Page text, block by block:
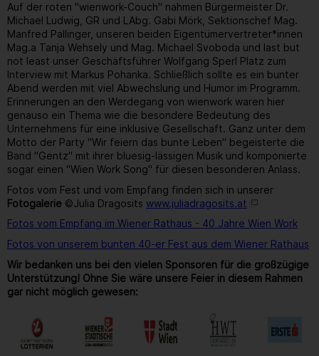
Auf der roten "wienwork-Couch" nahmen Bürgermeister Dr.
Michael Ludwig, GR und LAbg. Gabi Mörk, Sektionschef Mag.
Manfred Pallinger, unseren beiden Eigentümervertreter*innen
Mag.a Tanja Wehsely und Mag. Michael Svoboda und last but
not least unser Geschäftsführer Wolfgang Sperl Platz zum
Interview mit Markus Pohanka. Schließlich sollte es ein bunter
Abend werden mit viel Abwechslung und Humor im Programm.
Erinnerungen an den Werdegang von wienwork waren hier
genauso ein Thema wie die besondere Bedeutung des
Unternehmens für eine inklusive Gesellschaft. Ganz unter dem
Motto der Party "Wir feiern das bunte Leben" begeisterte die
Band "Gentz" mit ihrer bluesig-lässigen Musik und komponierte
sogar einen "Wien Work Song" für diesen besonderen Anlass.
Fotos vom Fest und vom Empfang finden sich in unserer
Fotogalerie ©Julia Dragosits www.juliadragosits.at
Fotos vom Empfang im Wiener Rathaus - 40 Jahre Wien Work
Fotos von unserem bunten 40-er Fest aus dem Wiener Rathaus
Wir bedanken uns bei den vielen Sponsoren für die großzügige
Unterstützung! Ohne Sie wäre unsere Feier in diesem Rahmen
gar nicht möglich gewesen: